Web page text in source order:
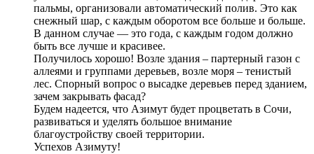
пальмы, организовали автоматический полив. Это как
снежный шар, с каждым оборотом все больше и больше.
В данном случае — это года, с каждым годом должно
быть все лучше и красивее.
Получилось хорошо! Возле здания – партерный газон с
аллеями и группами деревьев, возле моря – тенистый
лес. Спорный вопрос о высадке деревьев перед зданием,
зачем закрывать фасад?
Будем надеется, что Азимут будет процветать в Сочи,
развиваться и уделять большое внимание
благоустройству своей территории.
Успехов Азимуту!